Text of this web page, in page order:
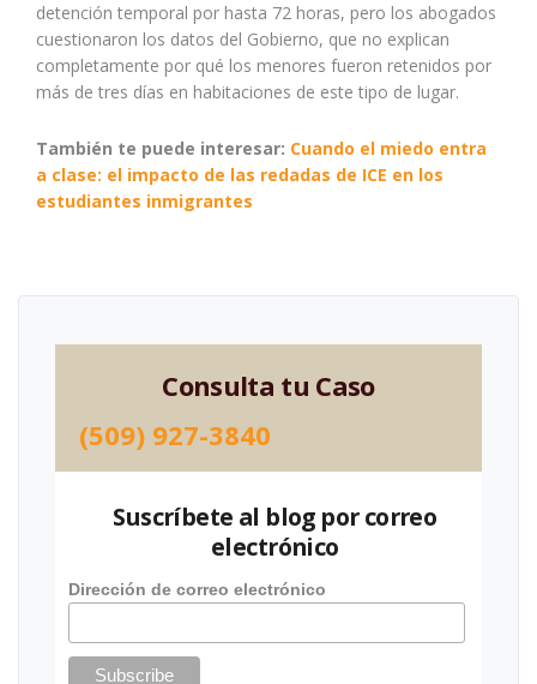
detención temporal por hasta 72 horas, pero los abogados
cuestionaron los datos del Gobierno, que no explican
completamente por qué los menores fueron retenidos por
más de tres días en habitaciones de este tipo de lugar.
También te puede interesar: Cuando el miedo entra
a clase: el impacto de las redadas de ICE en los
estudiantes inmigrantes
Consulta tu Caso
(509) 927-3840
Suscríbete al blog por correo
electrónico
Dirección de correo electrónico